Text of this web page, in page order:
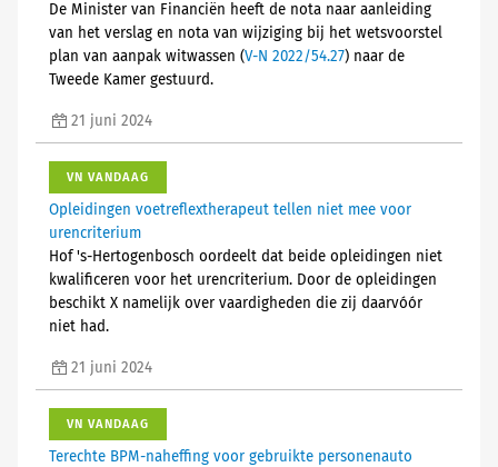
De Minister van Financiën heeft de nota naar aanleiding
van het verslag en nota van wijziging bij het wetsvoorstel
plan van aanpak witwassen (V-N 2022/54.27) naar de
Tweede Kamer gestuurd.
21 juni 2024
VN VANDAAG
Opleidingen voetreflextherapeut tellen niet mee voor
urencriterium
Hof 's-Hertogenbosch oordeelt dat beide opleidingen niet
kwalificeren voor het urencriterium. Door de opleidingen
beschikt X namelijk over vaardigheden die zij daarvóór
niet had.
21 juni 2024
VN VANDAAG
Terechte BPM-naheffing voor gebruikte personenauto